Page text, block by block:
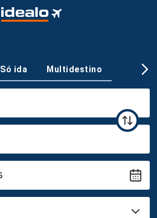
Só ida Multidestino